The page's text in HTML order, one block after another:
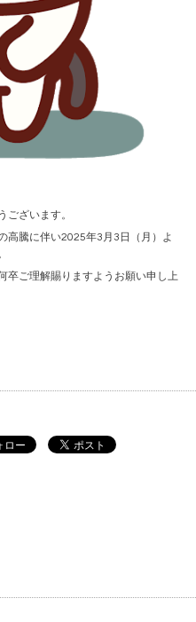
ございます。
高騰に伴い2025年3月3日（月）よ
卒ご理解賜りますようお願い申し上